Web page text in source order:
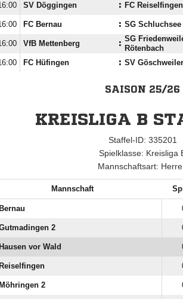
SV Döggingen : FC Reiselfingen
FC Bernau : SG
VfB Mettenberg :
SG
Rötenbach
FC Hüfingen : SV Göschweiler
SAISON 25/26
KREISLIGA B
Staffel-ID: 335201
Spielklasse: Kreisliga
Mannschaftsart:
Mannschaft
2
vor Wald
2